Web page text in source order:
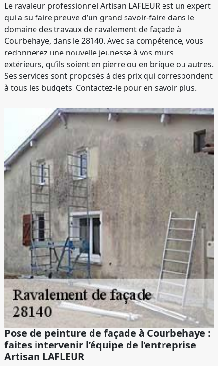
Le ravaleur professionnel Artisan LAFLEUR est un expert
qui a su faire preuve d’un grand savoir-faire dans le
domaine des travaux de ravalement de façade à
Courbehaye, dans le 28140. Avec sa compétence, vous
redonnerez une nouvelle jeunesse à vos murs
extérieurs, qu’ils soient en pierre ou en brique ou autres.
Ses services sont proposés à des prix qui correspondent
à tous les budgets. Contactez-le pour en savoir plus.
Pose de peinture de façade à Courbehaye :
faites intervenir l’équipe de l’entreprise
Artisan LAFLEUR